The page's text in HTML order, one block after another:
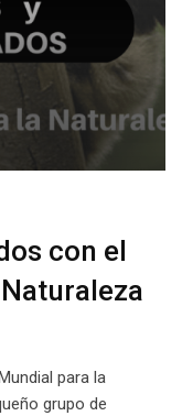
con el
para la
grupo de